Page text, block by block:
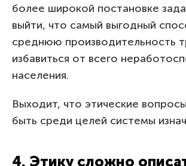
более широкой постановке
выйти, что самый выгодный
среднюю производительность
избавиться от всего
населения.
Выходит, что этические
быть среди целей системы
4. Этику сложно